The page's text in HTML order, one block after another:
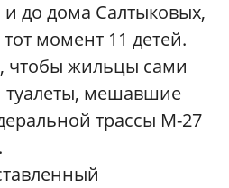
и до дома Салтыковых,
момент 11 детей.
чтобы жильцы сами
туалеты, мешавшие
трассы М-27